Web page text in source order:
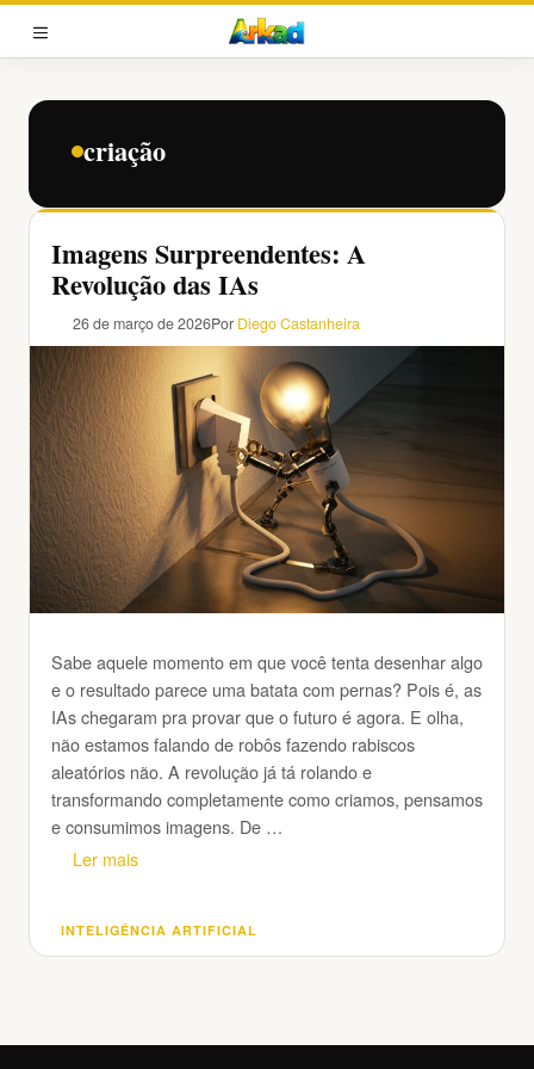
Pular
para
conteúdo
MENU
criação
Imagens Surpreendentes: A
Revolução das IAs
26 de março de 2026Por Diego Castanheira
Sabe aquele momento em que você tenta desenhar algo
e o resultado parece uma batata com pernas? Pois é, as
IAs chegaram pra provar que o futuro é agora. E olha,
não estamos falando de robôs fazendo rabiscos
aleatórios não. A revolução já tá rolando e
transformando completamente como criamos, pensamos
e consumimos imagens. De …
Ler mais
Categorias
INTELIGÊNCIA ARTIFICIAL